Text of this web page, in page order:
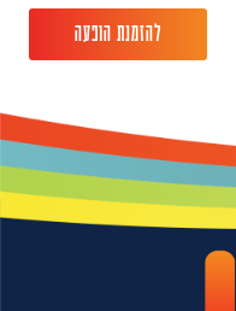
להזמנת הופעה
מני עוזרי – 20.08.26 -